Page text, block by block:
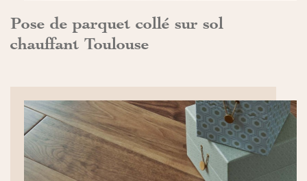
Pose de parquet collé sur sol
chauffant Toulouse
DÉCOUVRIR>>